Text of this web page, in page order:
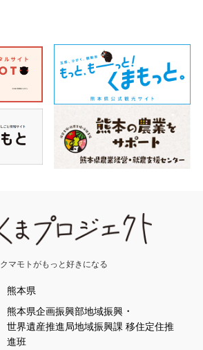
クマモトがもっと好きになる
熊本県
熊本県企画振興部地域振興 ・
世界遺産推進局地域振興課 移住定住推
進班